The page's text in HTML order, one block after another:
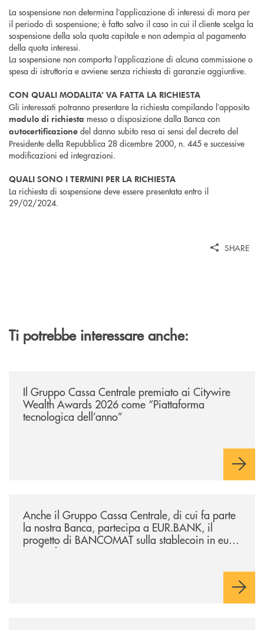
La sospensione non determina l’applicazione di interessi di mora per
il periodo di sospensione; è fatto salvo il caso in cui il cliente scelga la
sospensione della sola quota capitale e non adempia al pagamento
della quota interessi.
La sospensione non comporta l’applicazione di alcuna commissione o
spesa di istruttoria e avviene senza richiesta di garanzie aggiuntive.
CON QUALI MODALITA’ VA FATTA LA RICHIESTA
Gli interessati potranno presentare la richiesta compilando l’apposito
modulo di richiesta messo a disposizione dalla Banca con
autocertificazione del danno subito resa ai sensi del decreto del
Presidente della Repubblica 28 dicembre 2000, n. 445 e successive
modificazioni ed integrazioni.
QUALI SONO I TERMINI PER LA RICHIESTA
La richiesta di sospensione deve essere presentata entro il
29/02/2024.
SHARE
Ti potrebbe interessare anche:
Il Gruppo Cassa Centrale premiato ai Citywire
Wealth Awards 2026 come “Piattaforma
tecnologica dell’anno”
Anche il Gruppo Cassa Centrale, di cui fa parte
la nostra Banca, partecipa a EUR.BANK, il
progetto di BANCOMAT sulla stablecoin in euro
e sul relativo ecosistema